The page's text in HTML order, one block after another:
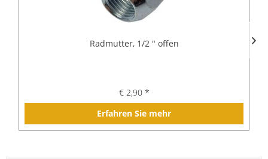
Radmutter, 1/2 " offen
€ 2,90 *
Erfahren Sie mehr